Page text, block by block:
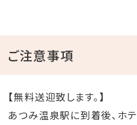
ご注意事項
【無料送迎致します。】
あつみ温泉駅に到着後、ホ